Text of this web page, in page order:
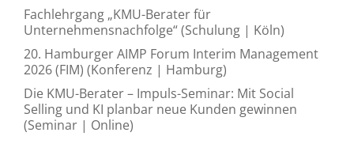
Fachlehrgang „KMU-Berater für
Unternehmensnachfolge“ (Schulung | Köln)
20. Hamburger AIMP Forum Interim Management
2026 (FIM) (Konferenz | Hamburg)
Die KMU-Berater – Impuls-Seminar: Mit Social
Selling und KI planbar neue Kunden gewinnen
(Seminar | Online)